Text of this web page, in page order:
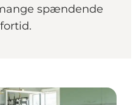
spændende